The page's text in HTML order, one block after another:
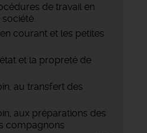
de travail en
société
courant et les petites
et la propreté de
au transfert des
aux préparations des
compagnons